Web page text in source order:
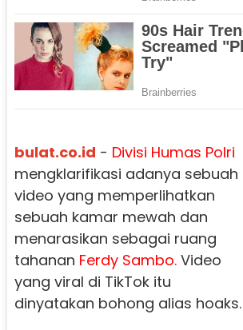
bulat.co.id - Divisi Humas Polri
mengklarifikasi adanya sebuah
video yang memperlihatkan
sebuah kamar mewah dan
menarasikan sebagai ruang
tahanan Ferdy Sambo.Video
yang viral di TikTok itu
dinyatakan bohong alias hoaks.